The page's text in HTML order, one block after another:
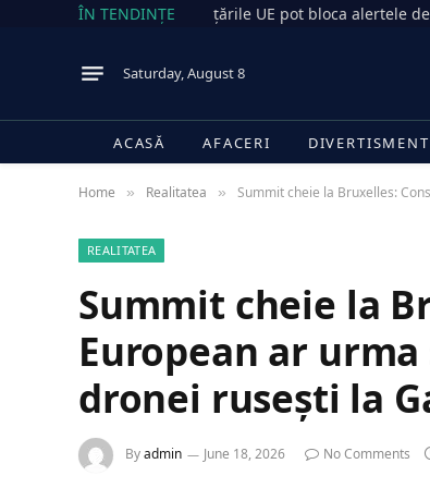
ÎN TENDINȚE țările UE pot bloca alertele
Saturday, August 8
ACASĂ AFACERI DIVERTISMENT
Home » Realitatea » Summit cheie la Bruxelles:
REALITATEA
Summit cheie la
European ar
dronei rusești la
Byadmin June 18, 2026 No Comments